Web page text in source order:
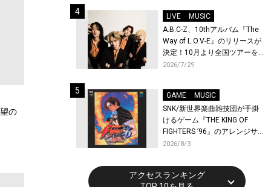
の
先行上映会を開催！
LIVE
MUSIC
A.B.C-Z、10thアルバム『The
Way of L.O.V-E』のリリースが
決定！10月より全国ツアーを
開催！
2026/7/29
GAME
MUSIC
SNK/新世界楽曲雑技団が手掛
けるゲーム『THE KING OF
FIGHTERS ’96』のアレンジサ
ウンドトラックが配信開始！
2026/8/3
アクセスランキング